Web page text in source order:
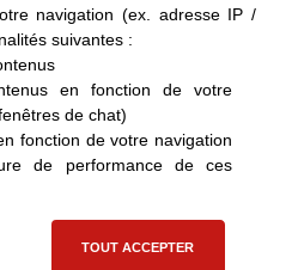
bénéficier d’informations
navigation (ex. adresse IP /
suivantes :
en fonction de votre
de chat)
fonction de votre navigation
de performance de ces
TOUT ACCEPTER